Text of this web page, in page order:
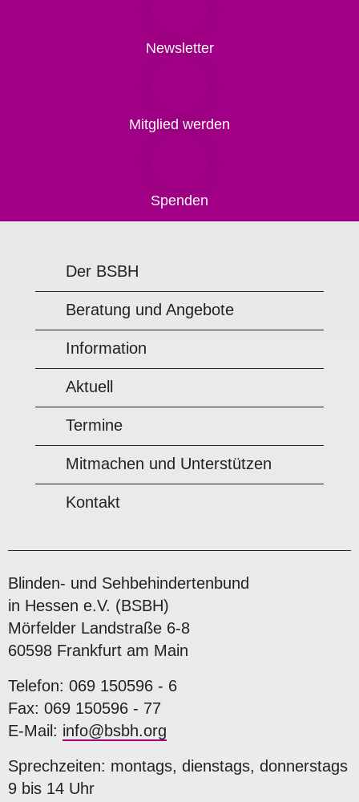
Newsletter
Mitglied werden
Spenden
Der BSBH
Beratung und Angebote
Information
Aktuell
Termine
Mitmachen und Unterstützen
Kontakt
Blinden- und Sehbehindertenbund
in Hessen e.V. (BSBH)
Mörfelder Landstraße 6-8
60598 Frankfurt am Main
Telefon: 069 150596 - 6
Fax: 069 150596 - 77
E-Mail: info@bsbh.org
Sprechzeiten: montags, dienstags, donnerstags
9 bis 14 Uhr